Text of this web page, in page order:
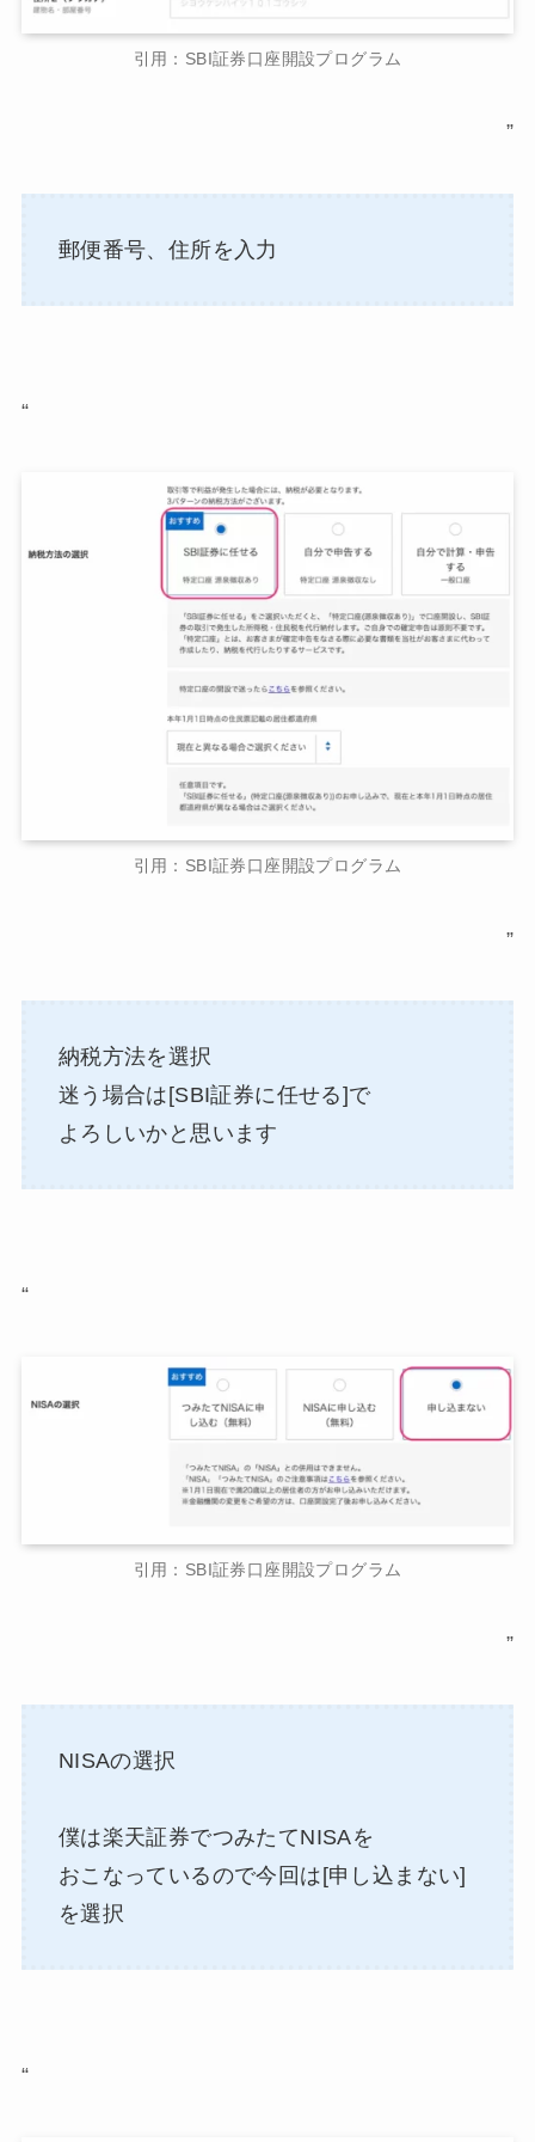
引用：SBI証券口座開設プログラム
”
郵便番号、住所を入力
“
引用：SBI証券口座開設プログラム
”
納税方法を選択
迷う場合は[SBI証券に任せる]で
よろしいかと思います
“
引用：SBI証券口座開設プログラム
”
NISAの選択
僕は楽天証券でつみたてNISAを
おこなっているので今回は[申し込まない]
を選択
“